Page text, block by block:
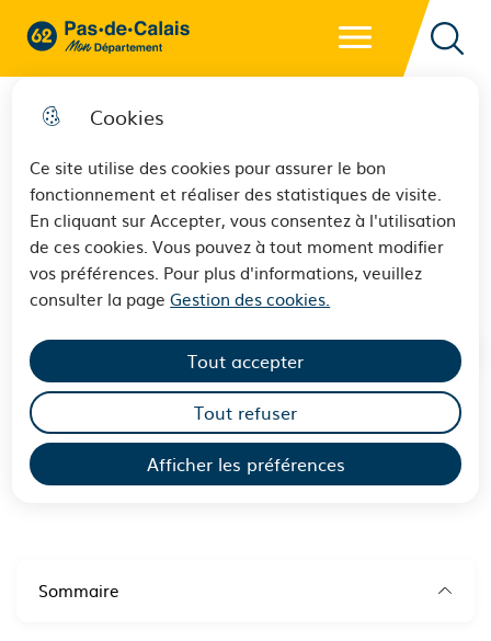
Cookies
Ce site utilise des cookies pour assurer le bon
fonctionnement et réaliser des statistiques de visite.
En cliquant sur Accepter, vous consentez à l'utilisation
de ces cookies. Vous pouvez à tout moment modifier
vos préférences. Pour plus d'informations, veuillez
consulter la pageGestion des cookies.
Afficher les préférences
Tout accepter
Tout refuser
62 - Pas-de-Calais Mon Département - Retour à l'accueil
Conditions générales
d’utilisation (CGU)
Conditions générales d’utilisation
(CGU) du formulaire de contact du
Département du Pas-de-Calais
Sommaire